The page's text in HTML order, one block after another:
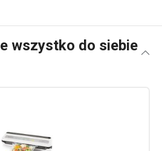
wszystko do siebie